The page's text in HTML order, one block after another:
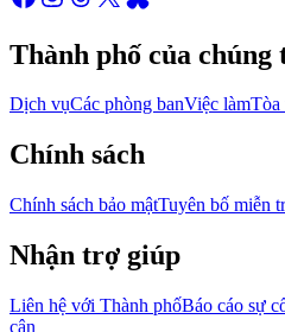
Thành phố của chúng
Dịch vụCác phòng banViệc làmTòa
Chính sách
Chính sách bảo mậtTuyên bố miễn
Nhận trợ giúp
Liên hệ với Thành phốBáo cáo sự
cận